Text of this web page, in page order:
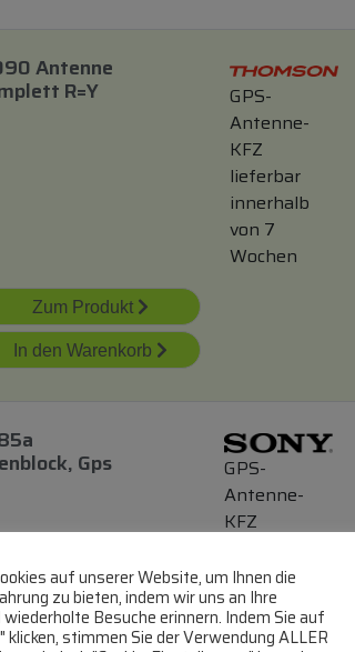
Antenne
R=y
GPS-
Antenne-
KFZ
lieferbar
innerhalb
von 7
Wochen
Zum Produkt
In den Warenkorb
Gps
GPS-
Antenne-
KFZ
innerhalb
von 4
Wochen
auf unserer Website, um Ihnen die
zu bieten, indem wir uns an Ihre
Besuche erinnern. Indem Sie auf
klicken, stimmen Sie der Verwendung ALLER